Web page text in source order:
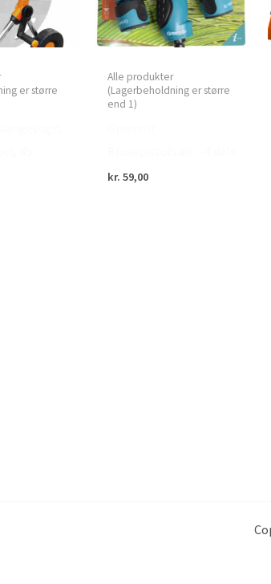
er større
Alle produkter
(Lagerbeholdning er større
end 1)
kr. 59,00